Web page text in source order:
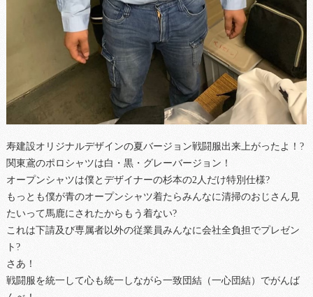
寿建設オリジナルデザインの夏バージョン戦闘服出来上がったよ！?
関東鳶のポロシャツは白・黒・グレーバージョン！
オープンシャツは僕とデザイナーの杉本の2人だけ特別仕様?
もっとも僕が青のオープンシャツ着たらみんなに清掃のおじさん見
たいって馬鹿にされたからもう着ない?
これは下請及び専属者以外の従業員みんなに会社全負担でプレゼン
ト?
さあ！
戦闘服を統一して心も統一しながら一致団結（一心団結）でがんば